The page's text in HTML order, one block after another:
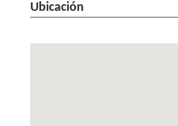
Ubicación